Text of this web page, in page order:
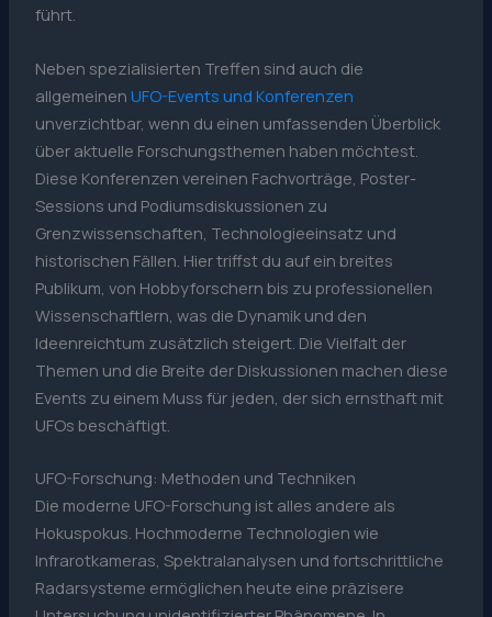
führt.
Neben spezialisierten Treffen sind auch die
allgemeinen UFO-Events und Konferenzen
unverzichtbar, wenn du einen umfassenden Überblick
über aktuelle Forschungsthemen haben möchtest.
Diese Konferenzen vereinen Fachvorträge, Poster-
Sessions und Podiumsdiskussionen zu
Grenzwissenschaften, Technologieeinsatz und
historischen Fällen. Hier triffst du auf ein breites
Publikum, von Hobbyforschern bis zu professionellen
Wissenschaftlern, was die Dynamik und den
Ideenreichtum zusätzlich steigert. Die Vielfalt der
Themen und die Breite der Diskussionen machen diese
Events zu einem Muss für jeden, der sich ernsthaft mit
UFOs beschäftigt.
UFO-Forschung: Methoden und Techniken
Die moderne UFO-Forschung ist alles andere als
Hokuspokus. Hochmoderne Technologien wie
Infrarotkameras, Spektralanalysen und fortschrittliche
Radarsysteme ermöglichen heute eine präzisere